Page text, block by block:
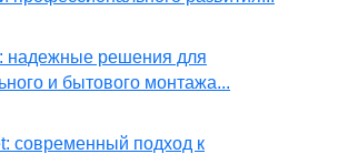
надежные решения для
и бытового монтажа...
современный подход к